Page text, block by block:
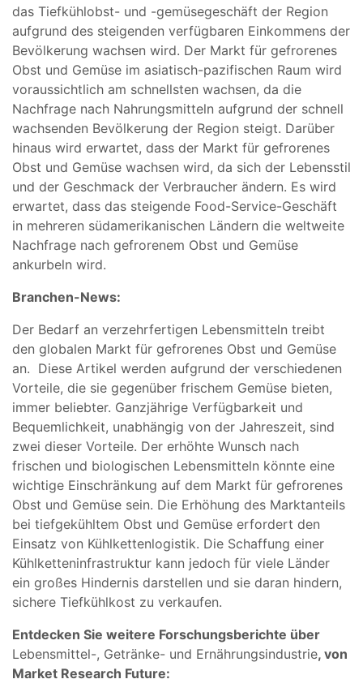
das Tiefkühlobst- und -gemüsegeschäft der Region
aufgrund des steigenden verfügbaren Einkommens der
Bevölkerung wachsen wird. Der Markt für gefrorenes
Obst und Gemüse im asiatisch-pazifischen Raum wird
voraussichtlich am schnellsten wachsen, da die
Nachfrage nach Nahrungsmitteln aufgrund der schnell
wachsenden Bevölkerung der Region steigt. Darüber
hinaus wird erwartet, dass der Markt für gefrorenes
Obst und Gemüse wachsen wird, da sich der Lebensstil
und der Geschmack der Verbraucher ändern. Es wird
erwartet, dass das steigende Food-Service-Geschäft
in mehreren südamerikanischen Ländern die weltweite
Nachfrage nach gefrorenem Obst und Gemüse
ankurbeln wird.
Branchen-News:
Der Bedarf an verzehrfertigen Lebensmitteln treibt
den globalen Markt für gefrorenes Obst und Gemüse
an. Diese Artikel werden aufgrund der verschiedenen
Vorteile, die sie gegenüber frischem Gemüse bieten,
immer beliebter. Ganzjährige Verfügbarkeit und
Bequemlichkeit, unabhängig von der Jahreszeit, sind
zwei dieser Vorteile. Der erhöhte Wunsch nach
frischen und biologischen Lebensmitteln könnte eine
wichtige Einschränkung auf dem Markt für gefrorenes
Obst und Gemüse sein. Die Erhöhung des Marktanteils
bei tiefgekühltem Obst und Gemüse erfordert den
Einsatz von Kühlkettenlogistik. Die Schaffung einer
Kühlketteninfrastruktur kann jedoch für viele Länder
ein großes Hindernis darstellen und sie daran hindern,
sichere Tiefkühlkost zu verkaufen.
Entdecken Sie weitere Forschungsberichte über
Lebensmittel-, Getränke- und Ernährungsindustrie, von
Market Research Future: